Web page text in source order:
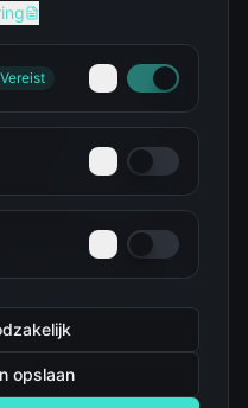
The Simpsons
Troetelbeertjes
Vereist
opslaan